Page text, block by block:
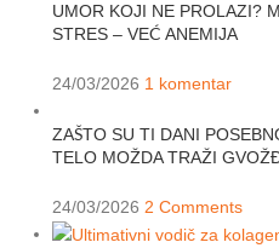
UMOR KOJI NE PROLAZI?
STRES – VEĆ ANEMIJA
24/03/2026 1 komentar
ZAŠTO SU TI DANI
TELO MOŽDA TRAŽI
24/03/2026 2 Comments